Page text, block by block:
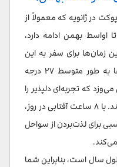
کدام ماه‌ها هستند؟
چه موقع است؟
در ژانویه که معمولاً از
اواسط بهمن ادامه دارد،
زمان‌ها برای سفر به این
جزیره است. در این ماه، دمای روزها به طور متوسط ۲۷ درجه
که تجربه‌ای دلپذیر را
فراهم می‌کند. با ۸ ساعت آفتابی در روز،
برای لذت‌بردن از سواحل
سال است، بنابراین شما